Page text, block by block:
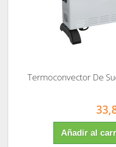
Termoconvector De
Añadir al